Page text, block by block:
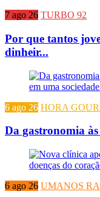
7 ago 26 TURBO 92
Por que tantos
dinheir...
6 ago 26 HORA
Da gastronomia às
6 ago 26 UMANOS